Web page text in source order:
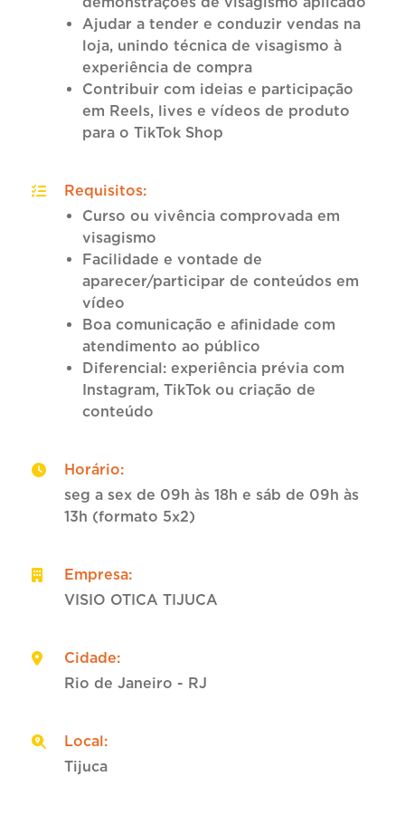
Ajudar a tender e conduzir vendas na
loja, unindo técnica de visagismo à
experiência de compra
Contribuir com ideias e participação
em Reels, lives e vídeos de produto
para o TikTok Shop
Requisitos:
Curso ou vivência comprovada em
visagismo
Facilidade e vontade de
aparecer/participar de conteúdos em
vídeo
Boa comunicação e afinidade com
atendimento ao público
Diferencial: experiência prévia com
Instagram, TikTok ou criação de
conteúdo
Horário:
seg a sex de 09h às 18h e sáb de 09h às
13h (formato 5x2)
Empresa:
VISIO OTICA TIJUCA
Cidade:
Rio de Janeiro - RJ
Local:
Tijuca